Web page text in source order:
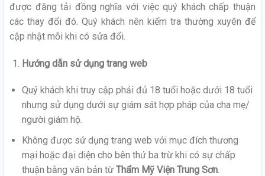
được đăng tải đồng nghĩa với việc quý khách chấp thuận
các thay đổi đó. Quý khách nên kiểm tra thường xuyên để
cập nhật mỗi khi có sửa đổi.
Hướng dẫn sử dụng trang web
Quý khách khi truy cập phải đủ 18 tuổi hoặc dưới 18 tuổi
nhưng sử dụng dưới sự giám sát hợp pháp của cha mẹ/
người giám hộ.
Không được sử dụng trang web với mục đích thương
mại hoặc đại diện cho bên thứ ba trừ khi có sự chấp
thuận bằng văn bản từ Thẩm Mỹ Viện Trung Sơn.